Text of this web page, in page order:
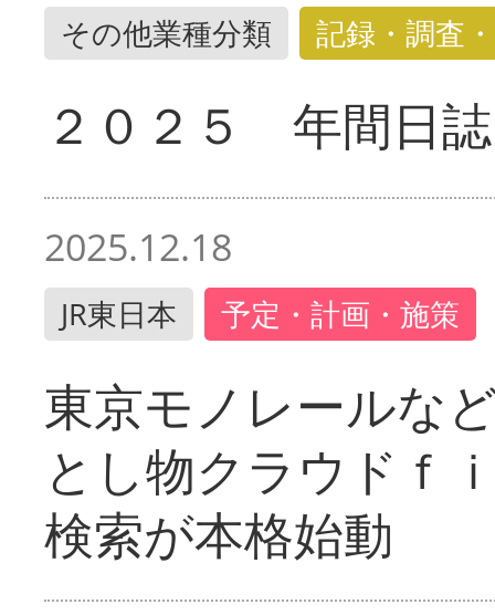
その他業種分類 記録・調査
２０２５ 年間日誌
2025.12.18
JR東日本 予定・計画・施策
東京モノレールな
とし物クラウドｆ
検索が本格始動